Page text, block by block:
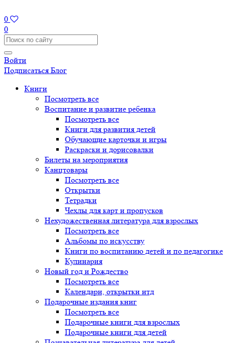
0
0
Войти
Подписаться Блог
Книги
Посмотреть все
Воспитание и развитие ребенка
Посмотреть все
Книги для развития детей
Обучающие карточки и игры
Раскраски и дорисовалки
Билеты на мероприятия
Канцтовары
Посмотреть все
Открытки
Тетрадки
Чехлы для карт и пропусков
Нехудожественная литература для взрослых
Посмотреть все
Альбомы по искусству
Книги по воспитанию детей и по педагогике
Кулинария
Новый год и Рождество
Посмотреть все
Календари, открытки итд
Подарочные издания книг
Посмотреть все
Подарочные книги для взрослых
Подарочные книги для детей